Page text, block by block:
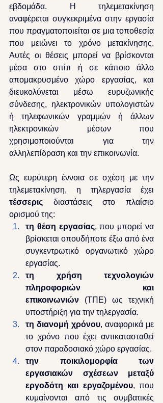
εβδομάδα. Η τηλεμετακίνηση
αναφέρεται συγκεκριμένα στην εργασία
που πραγματοποιείται σε μια τοποθεσία
που μειώνει το χρόνο μετακίνησης.
Αυτές οι θέσεις μπορεί να βρίσκονται
μέσα στο σπίτι ή σε κάποιο άλλο
απομακρυσμένο χώρο εργασίας, και
διευκολύνεται μέσω ευρυζωνικής
σύνδεσης, ηλεκτρονικών υπολογιστών
ή τηλεφωνικών γραμμών ή άλλων
ηλεκτρονικών μέσων που
χρησιμοποιούνται για την
αλληλεπίδραση και την επικοινωνία.
Ως ευρύτερη έννοια σε σχέση με την
τέσσερις διαστάσεις στο πλαίσιο
ορισμού της:
τη θέση εργασίας, που μπορεί να
βρίσκεται οπουδήποτε έξω από ένα
συγκεντρωτικό οργανωτικό χώρο
εργασίας.
τη χρήση τεχνολογιών
πληροφοριών και
επικοινωνιών (ΤΠΕ) ως τεχνική
υποστήριξη για την τηλεργασία.
τη διανομή χρόνου, αναφορικά με
το χρόνο που έχει αντικατασταθεί
στον παραδοσιακό χώρο εργασίας.
την ποικιλομορφία των
εργασιακών σχέσεων μεταξύ
εργοδότη και εργαζομένου, που
κυμαίνονται από τις συμβατικές